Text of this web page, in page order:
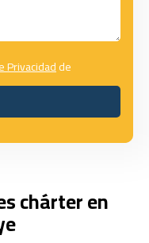
Privacidadde
chárter en